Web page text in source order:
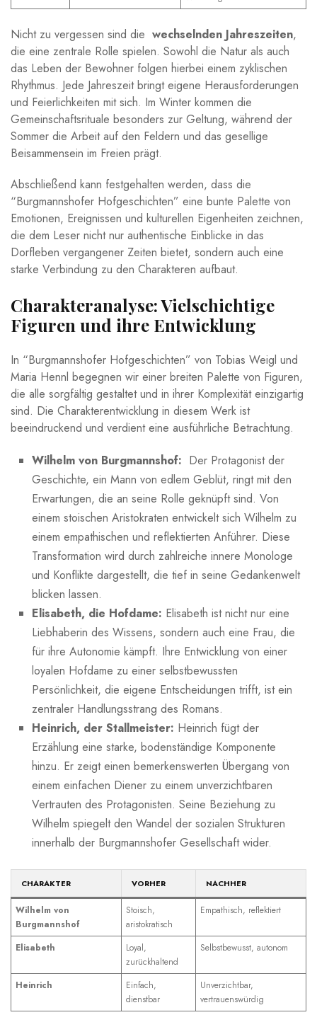
Nicht zu vergessen sind die ‌ wechselnden ​Jahreszeiten,
die eine zentrale Rolle​ spielen. Sowohl die Natur als auch
das ⁢Leben der Bewohner⁢ folgen hierbei ‌einem zyklischen
Rhythmus. Jede Jahreszeit bringt eigene Herausforderungen
und Feierlichkeiten mit sich. Im Winter kommen die
Gemeinschaftsrituale besonders⁢ zur Geltung, ⁤während der
Sommer‌ die‌ Arbeit auf⁣ den Feldern und das gesellige
Beisammensein ⁣im ‌Freien prägt.
Abschließend kann festgehalten werden, ⁤dass die
“Burgmannshofer Hofgeschichten” eine bunte⁣ Palette von
Emotionen,⁣ Ereignissen und kulturellen Eigenheiten zeichnen,
die dem Leser nicht ⁤nur authentische ‌Einblicke in das
Dorfleben ⁣vergangener Zeiten bietet, sondern‍ auch ⁢eine
starke Verbindung zu den Charakteren‌ aufbaut.
Charakteranalyse: Vielschichtige
Figuren und ihre Entwicklung
In “Burgmannshofer Hofgeschichten” von Tobias Weigl und
Maria‍ Hennl begegnen wir einer⁤ breiten Palette von Figuren,
die alle sorgfältig gestaltet⁤ und in ihrer Komplexität‌ einzigartig
sind.⁢ Die Charakterentwicklung in diesem Werk ist
beeindruckend‍ und verdient eine ausführliche Betrachtung.
Wilhelm ‌von Burgmannshof: ⁣ Der Protagonist der
Geschichte, ein Mann von edlem Geblüt, ringt mit den
Erwartungen, die an seine Rolle geknüpft​ sind. Von
⁢einem stoischen Aristokraten ⁤entwickelt sich Wilhelm zu
einem empathischen und reflektierten Anführer. Diese
Transformation wird durch zahlreiche innere Monologe
und Konflikte⁣ dargestellt,​ die tief in seine Gedankenwelt
blicken lassen.
Elisabeth, die Hofdame: Elisabeth ​ist nicht nur eine⁤
Liebhaberin des Wissens, sondern auch eine Frau, ‌die
für ihre Autonomie kämpft. Ihre Entwicklung ⁢von einer
loyalen ​Hofdame zu ⁣einer selbstbewussten⁣
Persönlichkeit, ⁤die eigene Entscheidungen trifft, ist ein​
zentraler Handlungsstrang des Romans.
Heinrich, ⁢der Stallmeister: Heinrich⁤ fügt der
Erzählung eine starke, bodenständige‌ Komponente
hinzu. Er zeigt einen bemerkenswerten⁢ Übergang von
einem einfachen Diener zu⁤ einem⁢ unverzichtbaren⁤
Vertrauten⁣ des Protagonisten.‌ Seine ⁢Beziehung zu
Wilhelm spiegelt den Wandel ​der‌ sozialen⁣ Strukturen
innerhalb der Burgmannshofer Gesellschaft wider.
CHARAKTER VORHER NACHHER
Wilhelm von‍
Burgmannshof
Stoisch,
aristokratisch
Empathisch,​ reflektiert
Elisabeth
Loyal,‍
zurückhaltend
Selbstbewusst, autonom
Heinrich
Einfach,⁢
dienstbar
Unverzichtbar,
vertrauenswürdig